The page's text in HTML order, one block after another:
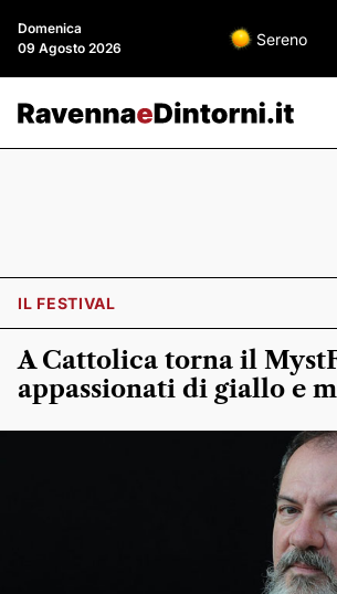
Domenica
09 Agosto 2026
Sereno
IL FESTIVAL
A Cattolica torna il
appassionati di giallo e